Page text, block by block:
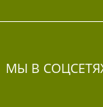
МЫ В